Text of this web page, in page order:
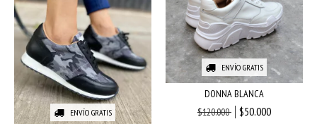
ENVÍO GRATIS
ENVÍO GRATIS
DONNA BLANCA
$120.000
$50.000